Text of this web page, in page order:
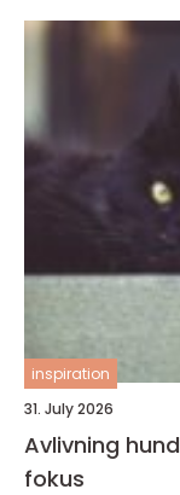
inspiration
31. July 2026
Avlivning hund ett svårt beslut med omsorg i
fokus